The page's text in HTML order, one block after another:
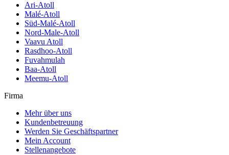
Ari-Atoll
Malé-Atoll
Süd-Malé-Atoll
Nord-Male-Atoll
Vaavu Atoll
Rasdhoo-Atoll
Fuvahmulah
Baa-Atoll
Meemu-Atoll
Firma
Mehr über uns
Kundenbetreuung
Werden Sie Geschäftspartner
Mein Account
Stellenangebote